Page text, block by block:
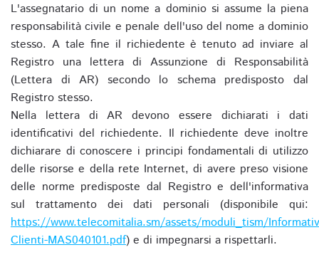
L'assegnatario di un nome a dominio si assume la piena
responsabilità civile e penale dell'uso del nome a dominio
stesso. A tale fine il richiedente è tenuto ad inviare al
Registro una lettera di Assunzione di Responsabilità
(Lettera di AR) secondo lo schema predisposto dal
Registro stesso.
Nella lettera di AR devono essere dichiarati i dati
identificativi del richiedente. Il richiedente deve inoltre
dichiarare di conoscere i principi fondamentali di utilizzo
delle risorse e della rete Internet, di avere preso visione
delle norme predisposte dal Registro e dell'informativa
sul trattamento dei dati personali (disponibile qui:
https://www.telecomitalia.sm/assets/moduli_tism/
Clienti-MAS040101.pdf) e di impegnarsi a rispettarli.